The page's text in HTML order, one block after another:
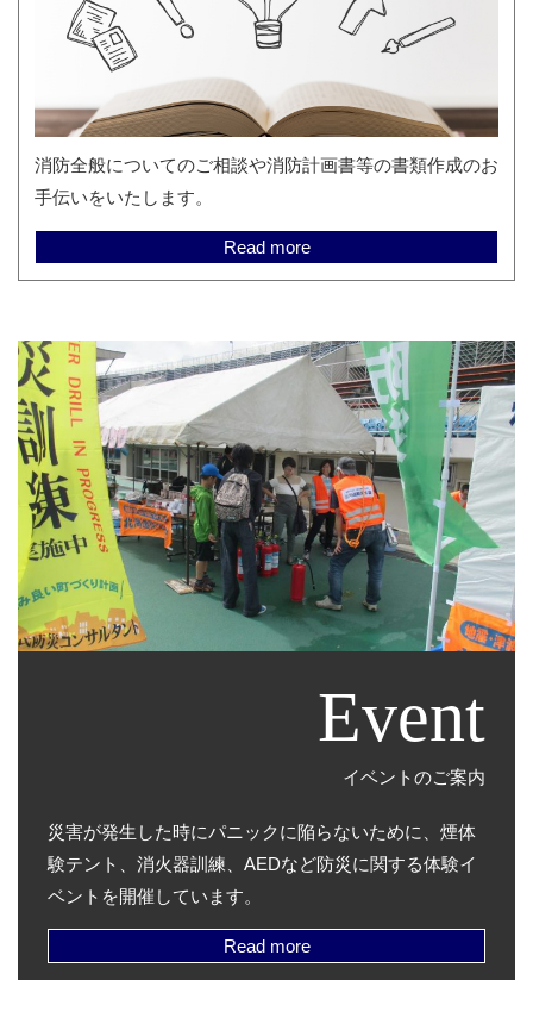
消防全般についてのご相談や消防計画書等の書類作成のお
手伝いをいたします。
Read more
Event
イベントのご案内
災害が発生した時にパニックに陥らないために、煙体
験テント、消火器訓練、AEDなど防災に関する体験イ
ベントを開催しています。
Read more